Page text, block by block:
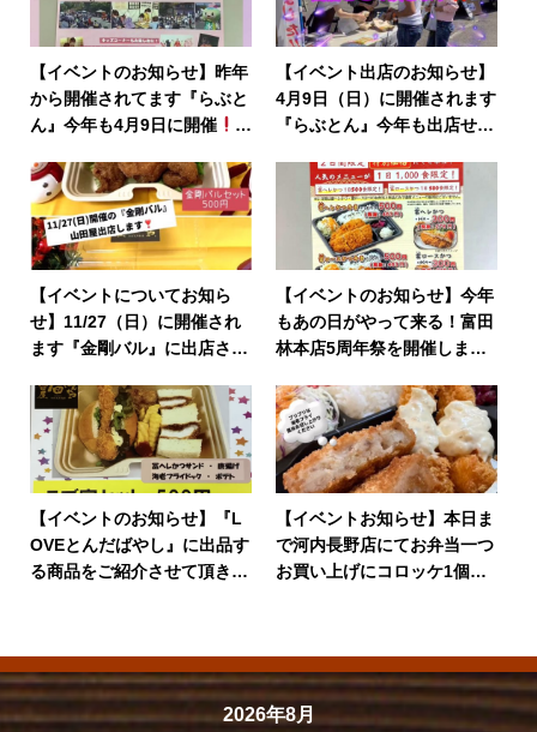
【イベントのお知らせ】昨年
から開催されてます『らぶと
ん』今年も4月9日に開催
【イベント出店のお知らせ】
4月9日（日）に開催されます
『らぶとん』今年も出店せさ
【イベントについてお知ら
せ】11/27（日）に開催され
ます『金剛バル』に出店させ
ご紹介
【イベントのお知らせ】今年
もあの日がやって来る！富田
林本店5周年祭を開催しま
【イベントのお知らせ】『L
OVEとんだばやし』に出品す
る商品をご紹介させて頂きま
【イベントお知らせ】本日ま
で河内長野店にてお弁当一つ
お買い上げにコロッケ1個プ
2026年8月